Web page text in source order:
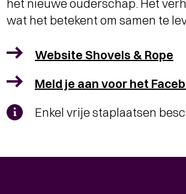
het nieuwe ouderschap. Het
wat het betekent om samen te
Website Shovels & Rope
Meld je aan voor het
Enkel vrije staplaatsen